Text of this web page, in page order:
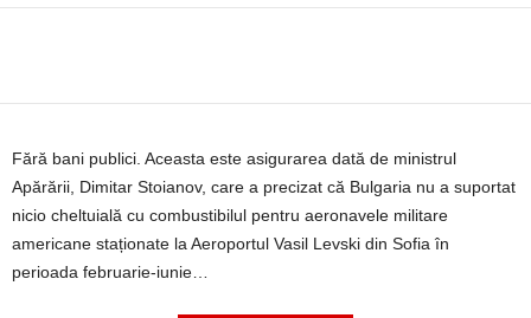
Fără bani publici. Aceasta este asigurarea dată de ministrul
Apărării, Dimitar Stoianov, care a precizat că Bulgaria nu a suportat
nicio cheltuială cu combustibilul pentru aeronavele militare
americane staționate la Aeroportul Vasil Levski din Sofia în
perioada februarie-iunie…